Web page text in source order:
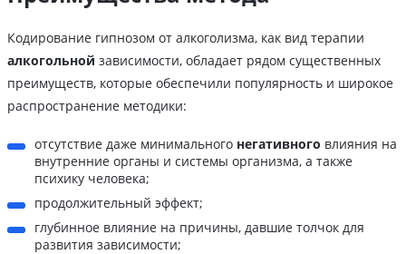
Кодирование гипнозом от алкоголизма, как вид терапии
алкогольной зависимости, обладает рядом существенных
преимуществ, которые обеспечили популярность и широкое
распространение методики:
отсутствие даже минимального негативного влияния на
внутренние органы и системы организма, а также
психику человека;
продолжительный эффект;
глубинное влияние на причины, давшие толчок для
развития зависимости;